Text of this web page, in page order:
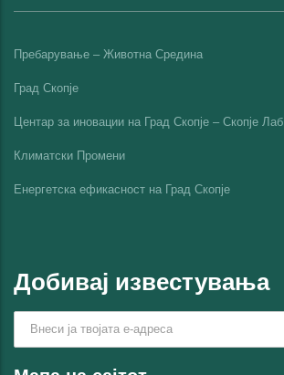
Пребарување – Животна Средина
Град Скопје
Центар за иновации на Град Скопје – Скопје Лаб
Климатски Промени
Енергетска ефикасност на Град Скопјe
Добивај известувања